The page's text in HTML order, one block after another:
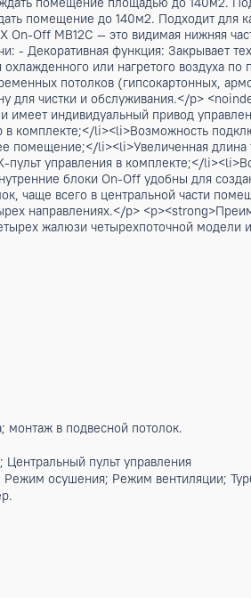
охлаждать помещение
помещение до 140м2.
AUX On-Off MB12C — это
задачи: - Декоративная функция:
охлажденного или
современных потолков
поддону для чистки и
модели имеет индивидуальный
в комплекте;</
соседнее помещение;</
пульт управления в
внутренние блоки On-Off
потолок, чаще всего в
в четырех направлениях.</p>
из четырех жалюзи
On-Off